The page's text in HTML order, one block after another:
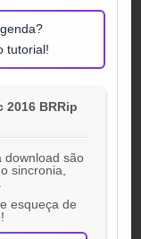
tutorial!
2016 BRRip
download são
sincronia,
esqueça de